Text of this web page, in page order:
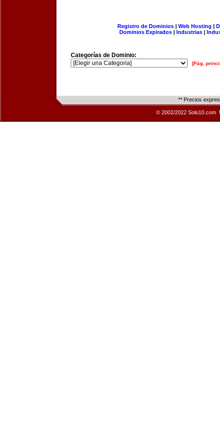
Registro de Dominios| Web Hosting |
Dominios Expirados | Industrias |
Categorías de Dominio:
[Pág.
** Precios
© 2002/2022 Solo10.com